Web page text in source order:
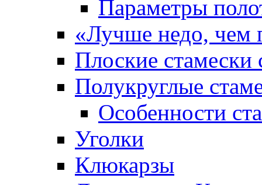
Параметры
«Лучше недо, чем
Плоские стамески
Полукруглые
Особенности
Уголки
Клюкарзы